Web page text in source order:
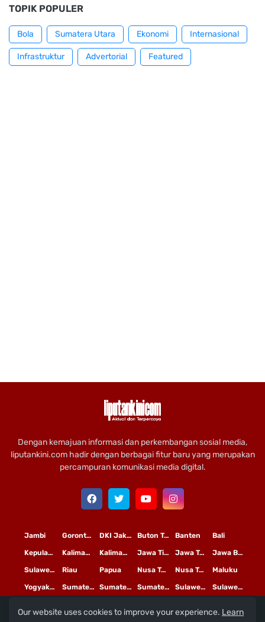
TOPIK POPULER
Bola Sumatera Utara Ekonomi Internasional
Infrastruktur Advertorial Featured
Dengan kemajuan informasi dan perkembangan sosial media,
liputankini.com hadir dengan berbagai fitur baru yang merupakan
percampuran komunikasi media digital.
Bali
Banten
Buton Tengah
DKI Jakarta
Gorontalo
Jambi
Jawa Barat
Jawa Tengah
Jawa Timur
Kalimantan Tengah
Kalimantan Timur
Kepulauan Riau
Maluku
Nusa Tenggara Barat
Nusa Tenggara Timur
Papua
Riau
Sulawesi Selatan
Sulawesi Tengah
Sulawesi Utara
Sumatera Barat
Sumatera Selatan
Sumatera Utara
Yogyakarta
Copyright© 2020 PTLiputan Kini Mediatama
Our website uses cookies to improve your experience. Learn